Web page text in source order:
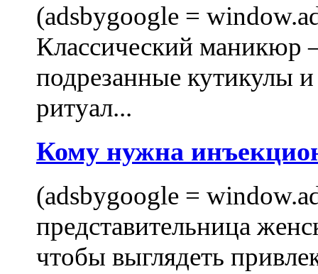
(adsbygoogle =
Классический маникюр
подрезанные кутикулы
ритуал...
Кому нужна
(adsbygoogle =
представительница
чтобы выглядеть